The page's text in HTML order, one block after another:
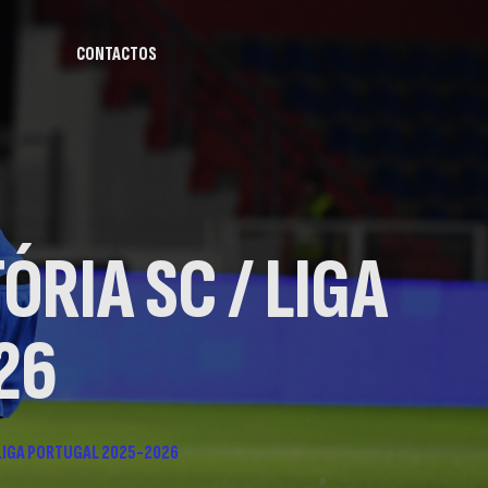
CONTACTOS
SC / LIGA
PORTUGAL 2025-2026